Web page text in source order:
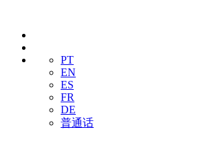
PT
EN
ES
FR
DE
普通话